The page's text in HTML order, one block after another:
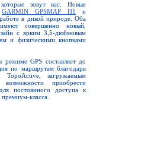
зовут вас. Новые
GARMIN GPSMAP H1
и
в дикой природе. Оба
совершенно новый,
с ярким 3,5-дюймовым
и физическими кнопками
GPS составляет до
по маршрутам благодаря
TopoActive, загружаемым
приобрести
постоянного доступа к
класса.